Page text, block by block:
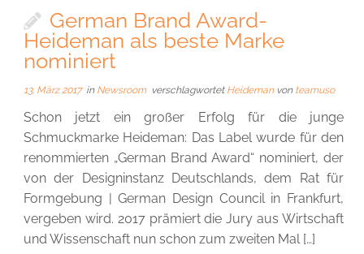
German Brand Award-
Heideman als beste Marke
nominiert
13. März 2017in Newsroom verschlagwortet Heideman von teamuso
Schon jetzt ein großer Erfolg für die junge
Schmuckmarke Heideman: Das Label wurde für den
renommierten „German Brand Award“ nominiert, der
von der Designinstanz Deutschlands, dem Rat für
Formgebung | German Design Council in Frankfurt,
vergeben wird. 2017 prämiert die Jury aus Wirtschaft
und Wissenschaft nun schon zum zweiten Mal […]